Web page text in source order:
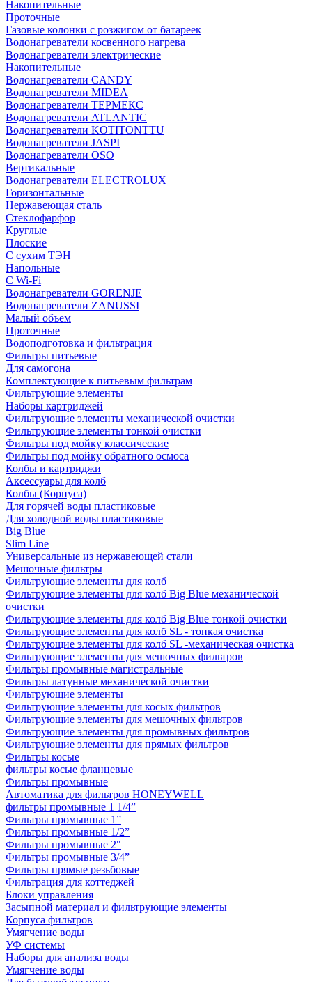
Накопительные
Проточные
Газовые колонки с розжигом от батареек
Водонагреватели косвенного нагрева
Водонагреватели электрические
Накопительные
Водонагреватели CANDY
Водонагреватели MIDEA
Водонагреватели ТЕРМЕКС
Водонагреватели ATLANTIC
Водонагреватели KOTITONTTU
Водонагреватели JASPI
Водонагреватели OSO
Вертикальные
Водонагреватели ELECTROLUX
Горизонтальные
Нержавеющая сталь
Стеклофарфор
Круглые
Плоские
С сухим ТЭН
Напольные
С Wi-Fi
Водонагреватели GORENJE
Водонагреватели ZANUSSI
Малый объем
Проточные
Водоподготовка и фильтрация
Фильтры питьевые
Для самогона
Комплектующие к питьевым фильтрам
Фильтрующие элементы
Наборы картриджей
Фильтрующие элементы механической очистки
Фильтрующие элементы тонкой очистки
Фильтры под мойку классические
Фильтры под мойку обратного осмоса
Колбы и картриджи
Аксессуары для колб
Колбы (Корпуса)
Для горячей воды пластиковые
Для холодной воды пластиковые
Big Blue
Slim Line
Универсальные из нержавеющей стали
Мешочные фильтры
Фильтрующие элементы для колб
Фильтрующие элементы для колб Big Blue механической
очистки
Фильтрующие элементы для колб Big Blue тонкой очистки
Фильтрующие элементы для колб SL - тонкая очистка
Фильтрующие элементы для колб SL -механическая очистка
Фильтрующие элементы для мешочных фильтров
Фильтры промывные магистральные
Фильтры латунные механической очистки
Фильтрующие элементы
Фильтрующие элементы для косых фильтров
Фильтрующие элементы для мешочных фильтров
Фильтрующие элементы для промывных фильтров
Фильтрующие элементы для прямых фильтров
Фильтры косые
фильтры косые фланцевые
Фильтры промывные
Автоматика для фильтров HONEYWELL
фильтры промывные 1 1/4”
Фильтры промывные 1”
Фильтры промывные 1/2”
Фильтры промывные 2"
Фильтры промывные 3/4”
Фильтры прямые резьбовые
Фильтрация для коттеджей
Блоки управления
Засыпной материал и фильтрующие элементы
Корпуса фильтров
Умягчение воды
УФ системы
Наборы для анализа воды
Умягчение воды